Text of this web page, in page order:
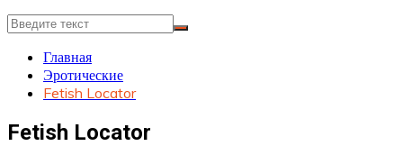
Главная
Эротические
Fetish Locator
Fetish Locator